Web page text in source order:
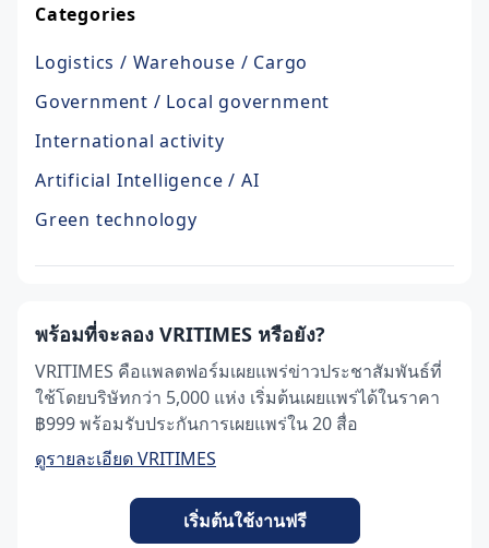
Categories
Logistics / Warehouse / Cargo
Government / Local government
International activity
Artificial Intelligence / AI
Green technology
พร้อมที่จะลอง VRITIMES หรือยัง?
VRITIMES คือแพลตฟอร์มเผยแพร่ข่าวประชาสัมพันธ์ที่
ใช้โดยบริษัทกว่า 5,000 แห่ง เริ่มต้นเผยแพร่ได้ในราคา
฿999 พร้อมรับประกันการเผยแพร่ใน 20 สื่อ
ดูรายละเอียด VRITIMES
เริ่มต้นใช้งานฟรี